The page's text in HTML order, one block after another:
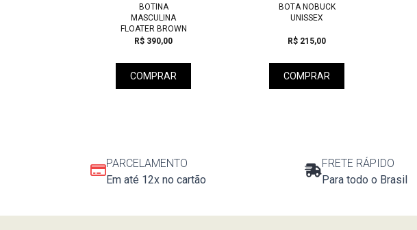
BOTINA
MASCULINA
FLOATER BROWN
R$ 390,00
COMPRAR
BOTA NOBUCK
UNISSEX
R$ 215,00
COMPRAR
PARCELAMENTO
Em até 12x no cartão
FRETE RÁPIDO
Para todo o Brasil